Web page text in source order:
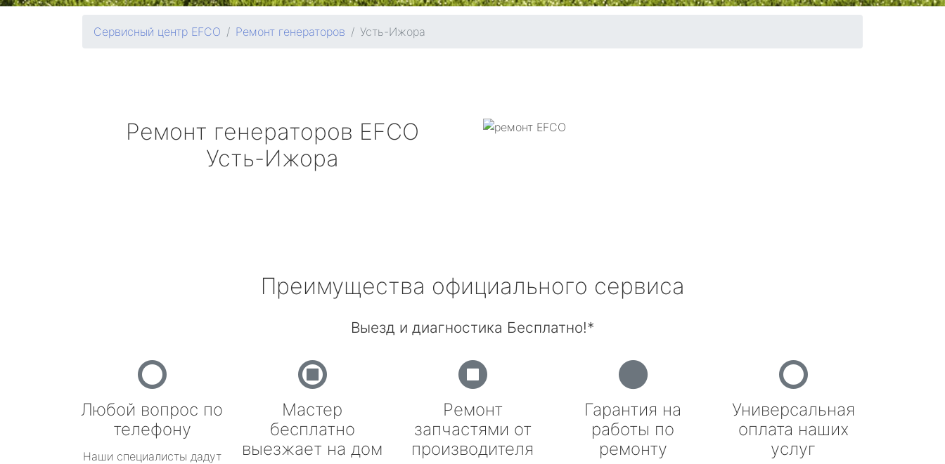
Сервисный центр EFCO Ремонт генераторов Усть-Ижора
Ремонт генераторов EFCO
Усть-Ижора
Преимущества официального сервиса
Выезд и диагностика Бесплатно!*
Любой вопрос по
телефону
Наши специалисты дадут
Мастер
бесплатно
выезжает на дом
Ремонт
запчастями от
производителя
Гарантия на
работы по
ремонту
Универсальная
оплата наших
услуг